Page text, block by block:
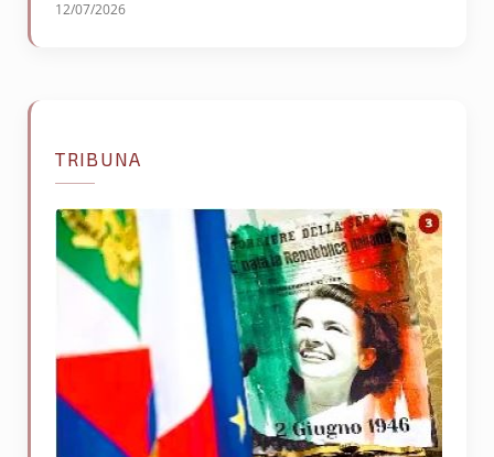
12/07/2026
TRIBUNA